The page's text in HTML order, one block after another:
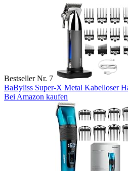
Bestseller Nr. 7
BaByliss Super-X Metal Kabelloser
Bei Amazon kaufen